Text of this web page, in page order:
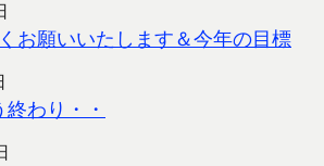
お願いいたします＆今年の目標
わり・・